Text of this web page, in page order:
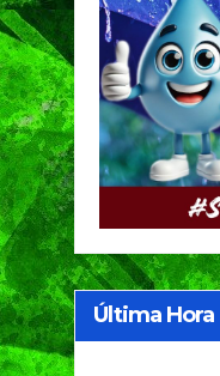
Última Hora